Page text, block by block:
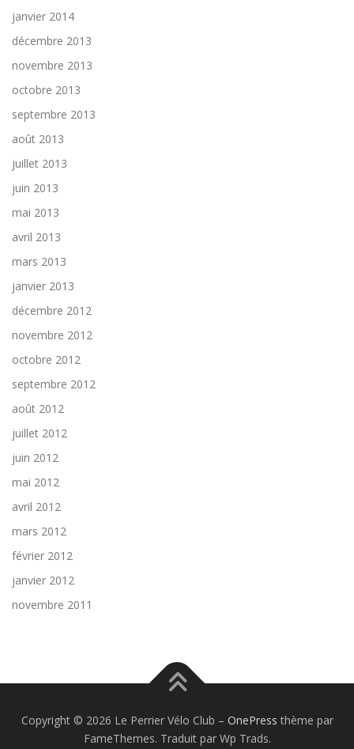
janvier 2014
décembre 2013
novembre 2013
octobre 2013
septembre 2013
août 2013
juillet 2013
juin 2013
mai 2013
avril 2013
mars 2013
janvier 2013
décembre 2012
novembre 2012
octobre 2012
septembre 2012
août 2012
juillet 2012
juin 2012
mai 2012
avril 2012
mars 2012
février 2012
janvier 2012
novembre 2011
Copyright © 2026 Le Perrier Vélo Club – OnePress thème par
FameThemes. Traduit par Wp Trads.